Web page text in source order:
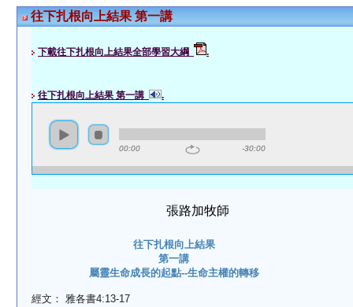
往下扎根向上結果 第一講
下載往下扎根向上結果全部學習大綱 .
往下扎根向上結果 第一講 .
00:00 -30:00
張路加牧師
往下扎根向上結果
第一講
屬靈生命成長的起點--生命主權的轉移
經文： 雅各書4:13-17